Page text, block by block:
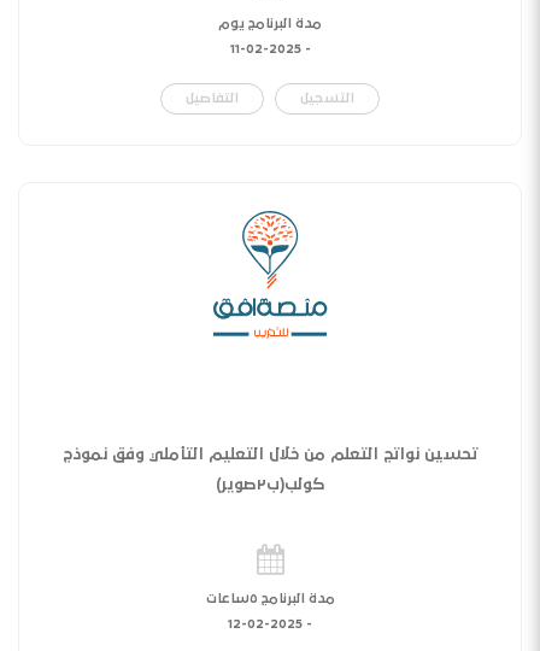
مدة البرنامج يوم
-
11-02-2025
التسجيل التفاصيل
تحسين نواتج التعلم من خلال التعليم التأملي وفق نموذج
كولب(ب٢صوير)
مدة البرنامج ٥ساعات
-
12-02-2025